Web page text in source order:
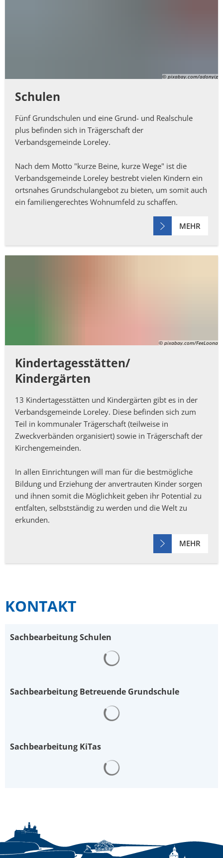
© pixabay.com/adonyig
Schulen
Fünf Grundschulen und eine Grund- und Realschule
plus befinden sich in Trägerschaft der
Verbandsgemeinde Loreley.
Nach dem Motto "kurze Beine, kurze Wege" ist die
Verbandsgemeinde Loreley bestrebt vielen Kindern ein
ortsnahes Grundschulangebot zu bieten, um somit auch
ein familiengerechtes Wohnumfeld zu schaffen.
MEHR
© pixabay.com/FeeLoona
Kindertagesstätten/
Kindergärten
13 Kindertagesstätten und Kindergärten gibt es in der
Verbandsgemeinde Loreley. Diese befinden sich zum
Teil in kommunaler Trägerschaft (teilweise in
Zweckverbänden organisiert) sowie in Trägerschaft der
Kirchengemeinden.
In allen Einrichtungen will man für die bestmögliche
Bildung und Erziehung der anvertrauten Kinder sorgen
und ihnen somit die Möglichkeit geben ihr Potential zu
entfalten, selbstständig zu werden und die Welt zu
erkunden.
MEHR
KONTAKT
Sachbearbeitung Schulen
Sachbearbeitung Betreuende Grundschule
Sachbearbeitung KiTas